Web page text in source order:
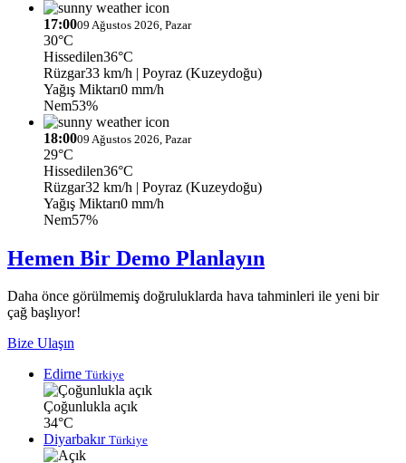
17:0009 Ağustos 2026, Pazar
30°C
Hissedilen36°C
Rüzgar33 km/h | Poyraz (Kuzeydoğu)
Yağış Miktarı0 mm/h
Nem53%
18:0009 Ağustos 2026, Pazar
29°C
Hissedilen36°C
Rüzgar32 km/h | Poyraz (Kuzeydoğu)
Yağış Miktarı0 mm/h
Nem57%
Hemen Bir Demo Planlayın
Daha önce görülmemiş doğruluklarda hava tahminleri ile yeni bir
çağ başlıyor!
Bize Ulaşın
Edirne Türkiye
Çoğunlukla açık
34°C
Diyarbakır Türkiye